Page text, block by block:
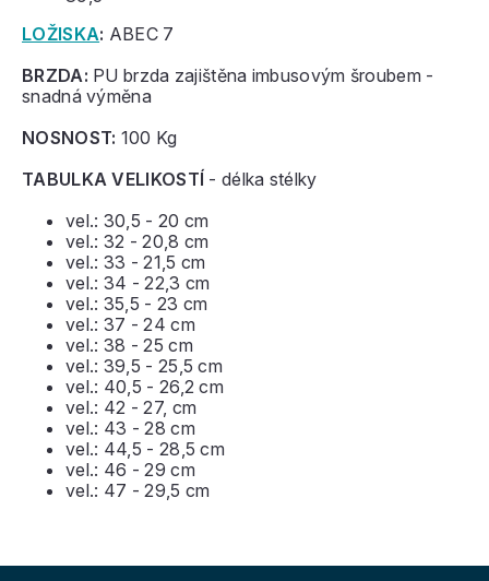
LOŽISKA: ABEC 7
BRZDA: PU brzda zajištěna imbusovým šroubem -
snadná výměna
NOSNOST: 100 Kg
TABULKA VELIKOSTÍ - délka stélky
vel.: 30,5 - 20 cm
vel.: 32 - 20,8 cm
vel.: 33 - 21,5 cm
vel.: 34 - 22,3 cm
vel.: 35,5 - 23 cm
vel.: 37 - 24 cm
vel.: 38 - 25 cm
vel.: 39,5 - 25,5 cm
vel.: 40,5 - 26,2 cm
vel.: 42 - 27, cm
vel.: 43 - 28 cm
vel.: 44,5 - 28,5 cm
vel.: 46 - 29 cm
vel.: 47 - 29,5 cm